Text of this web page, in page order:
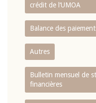
crédit de l‘UMOA
Balance des
Autres
Bulletin mensuel de
financières